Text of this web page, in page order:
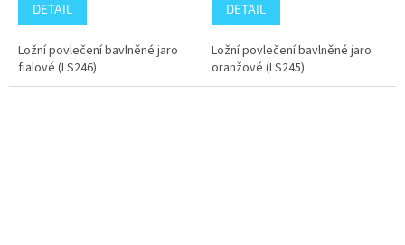
DETAIL
Ložní povlečení bavlněné jaro
fialové (LS246)
DETAIL
Ložní povlečení bavlněné jaro
oranžové (LS245)